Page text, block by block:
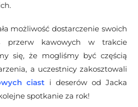
możliwość dostarczenie swoich
przerw kawowych w trakcie
się, że mogliśmy być częścią
a uczestnicy zakosztowali
ciast i deserów od Jacka
spotkanie za rok!